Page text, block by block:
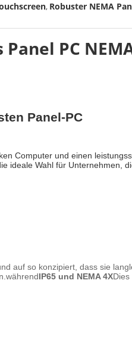
, Robuster NEMA
PC
Panel-PC
Computer und einen
ideale Wahl für
auf so konzipiert, dass sie
IP65 und NEMA 4X